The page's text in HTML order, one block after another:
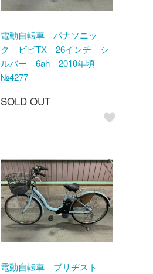
電動自転車 パナソニッ
ク ビビTX 26インチ シ
ルバー 6ah 2010年頃
№4277
SOLD OUT
電動自転車 ブリヂスト